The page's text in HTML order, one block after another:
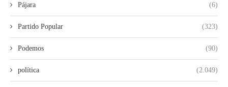
Pájara (6)
Partido Popular (323)
Podemos (90)
política (2.049)